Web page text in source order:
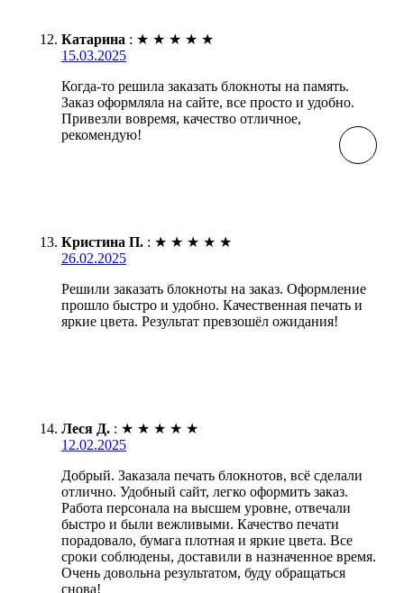
Катарина : ★ ★ ★ ★ ★
15.03.2025
Когда-то решила заказать блокноты на память.
Заказ оформляла на сайте, все просто и удобно.
Привезли вовремя, качество отличное,
рекомендую!
Кристина П. : ★ ★ ★ ★ ★
26.02.2025
Решили заказать блокноты на заказ. Оформление
прошло быстро и удобно. Качественная печать и
яркие цвета. Результат превзошёл ожидания!
Леся Д. : ★ ★ ★ ★ ★
12.02.2025
Добрый. Заказала печать блокнотов, всё сделали
отлично. Удобный сайт, легко оформить заказ.
Работа персонала на высшем уровне, отвечали
быстро и были вежливыми. Качество печати
порадовало, бумага плотная и яркие цвета. Все
сроки соблюдены, доставили в назначенное время.
Очень довольна результатом, буду обращаться
снова!